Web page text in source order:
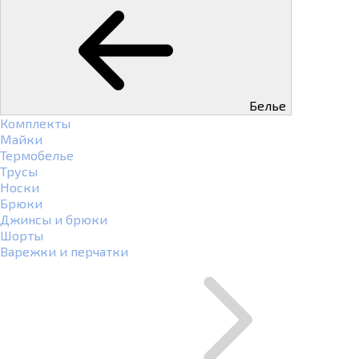
Белье
Комплекты
Майки
Термобелье
Трусы
Носки
Брюки
Джинсы и брюки
Шорты
Варежки и перчатки